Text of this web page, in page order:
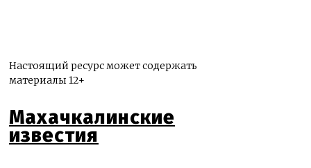
Настоящий ресурс может содержать
материалы 12+
Махачкалинские
известия